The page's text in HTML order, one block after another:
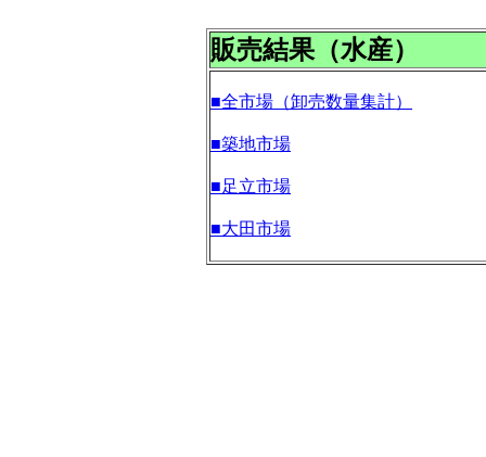
販売結果（水産）
■全市場（卸売数量集計）
■築地市場
■足立市場
■大田市場